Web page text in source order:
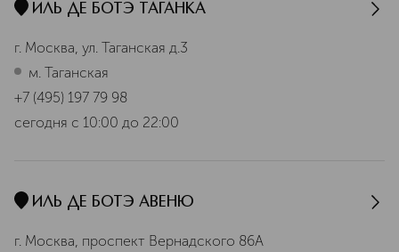
ИЛЬ ДЕ БОТЭ ТАГАНКА
г. Москва, ул. Таганская д.3
м. Таганская
+7 (495) 197 79 98
сегодня с 10:00 до 22:00
ИЛЬ ДЕ БОТЭ АВЕНЮ
г. Москва, проспект Вернадского 86А